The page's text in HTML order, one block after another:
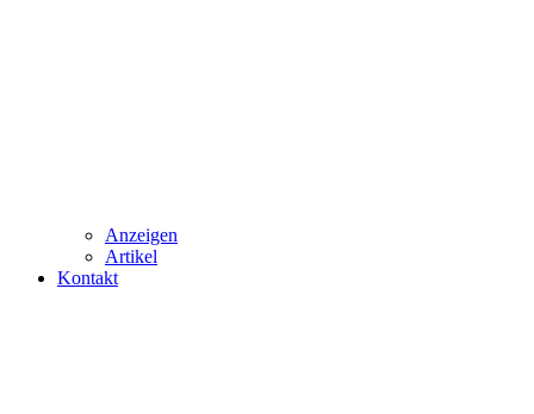
Anzeigen
Artikel
Kontakt